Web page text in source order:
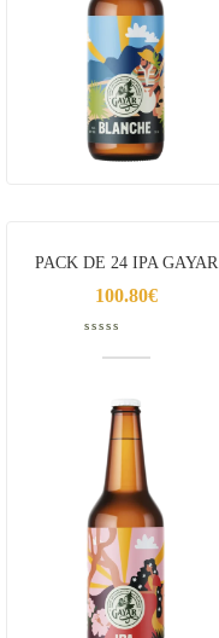
PACK DE 24 IPA GAYAR
100.80€